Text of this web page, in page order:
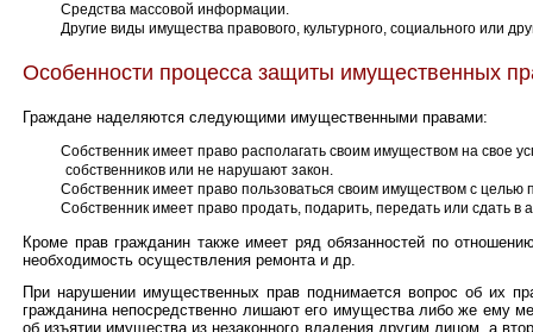
Средства массовой информации.
Другие виды имущества правового, культурного, социального или
Особенности процесса защиты имущественных
Граждане наделяются следующими имущественными правами:
Собственник имеет право располагать своим имуществом на свое
собственников или не нарушают закон.
Собственник имеет право пользоваться своим имуществом с
Собственник имеет право продать, подарить, передать или сдать в
Кроме прав гражданин также имеет ряд обязанностей по
необходимость осуществления ремонта и др.
При нарушении имущественных прав поднимается вопрос об их
гражданина непосредственно лишают его имущества либо же ему
об изъятии имущества из незаконного владения другим лицом, а